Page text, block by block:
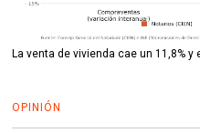
La venta de vivienda cae un 11,8%
OPINIÓN